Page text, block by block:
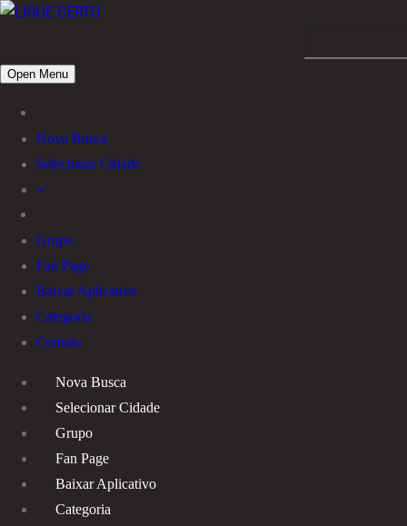
Open Menu
Nova Busca
Selecionar Cidade
Grupo
Fan Page
Baixar Aplicativo
Categoria
Contato
Nova Busca
Selecionar Cidade
Grupo
Fan Page
Baixar Aplicativo
Categoria